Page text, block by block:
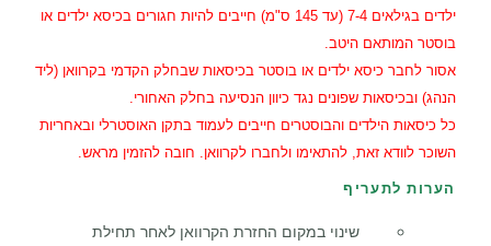
ילדים בגילאים 7-4 (עד 145 ס"מ) חייבים להיות חגורים בכיסא ילדים או
בוסטר המותאם היטב.
אסור לחבר כיסא ילדים או בוסטר בכיסאות שבחלק הקדמי בקרוואן (ליד
הנהג) ובכיסאות שפונים נגד כיוון הנסיעה בחלק האחורי.
כל כיסאות הילדים והבוסטרים חייבים לעמוד בתקן האוסטרלי ובאחריות
השוכר לוודא זאת, להתאימו ולחברו לקרוואן. חובה להזמין מראש.
הערות לתעריף
שינוי במקום החזרת הקרוואן לאחר תחילת